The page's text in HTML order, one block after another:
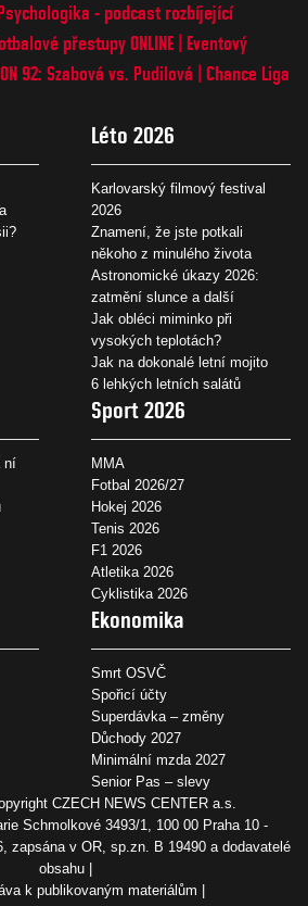
- podcast rozbíjející
přestupy ONLINE
Eventový
92: Szabová vs. Pudilová
Chance Liga
Léto 2026
Karlovarský filmový festival
2026
Znamení, že jste potkali
někoho z minulého života
Astronomické úkazy 2026:
zatmění slunce a další
Jak obléci miminko při
vysokých teplotách?
Jak na dokonalé letní mojito
6 lehkých letních salátů
ní
Sport 2026
MMA
Fotbal 2026/27
Hokej 2026
Tenis 2026
F1 2026
Atletika 2026
Cyklistika 2026
Ekonomika
Smrt OSVČ
Spořicí účty
Superdávka – změny
Důchody 2027
Minimální mzda 2027
Senior Pas – slevy
CZECH NEWS CENTER a.s.
Schmolkové 3493/1, 100 00 Praha 10 -
zapsána v OR, sp.zn. B 19490 a dodavatelé
obsahu
k publikovaným materiálům